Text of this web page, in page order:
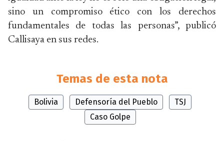
sino un compromiso ético con los derechos
fundamentales de todas las personas”, publicó
Callisaya en sus redes.
Temas de esta nota
Bolivia Defensoría del Pueblo
TSJ
Caso Golpe